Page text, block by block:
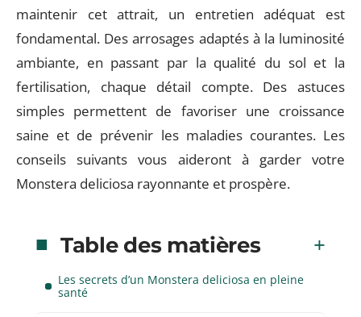
maintenir cet attrait, un entretien adéquat est
fondamental. Des arrosages adaptés à la luminosité
ambiante, en passant par la qualité du sol et la
fertilisation, chaque détail compte. Des astuces
simples permettent de favoriser une croissance
saine et de prévenir les maladies courantes. Les
conseils suivants vous aideront à garder votre
Monstera deliciosa rayonnante et prospère.
Table des matières
Les secrets d’un Monstera deliciosa en pleine
santé